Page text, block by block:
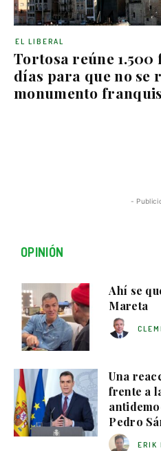
Tortosa reúne 1.500
días para que no se
monumento
EL LIBERAL
-
OPINIÓN
Ahí se
Mareta
Una
frente a
Pedro
ERIK